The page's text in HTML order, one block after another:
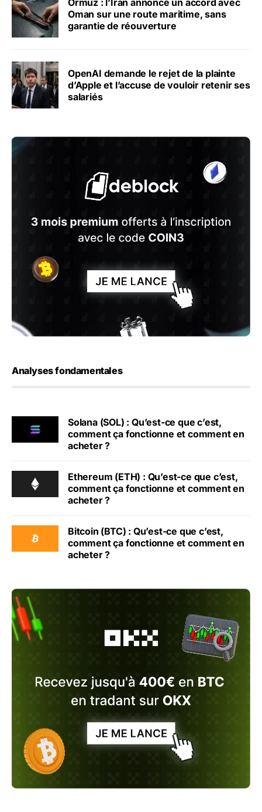
Ormuz : l’Iran annonce un accord avec
Oman sur une route maritime, sans
garantie de réouverture
OpenAI demande le rejet de la plainte
d’Apple et l’accuse de vouloir retenir ses
salariés
Analyses fondamentales
Solana (SOL) : Qu’est-ce que c’est,
comment ça fonctionne et comment en
acheter ?
Ethereum (ETH) : Qu’est-ce que c’est,
comment ça fonctionne et comment en
acheter ?
Bitcoin (BTC) : Qu’est-ce que c’est,
comment ça fonctionne et comment en
acheter ?